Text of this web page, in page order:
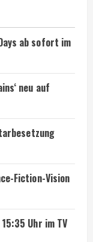
ab sofort im
neu auf
Fiction-Vision
Uhr im TV